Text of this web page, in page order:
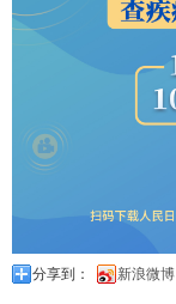
分享到： 新浪微博